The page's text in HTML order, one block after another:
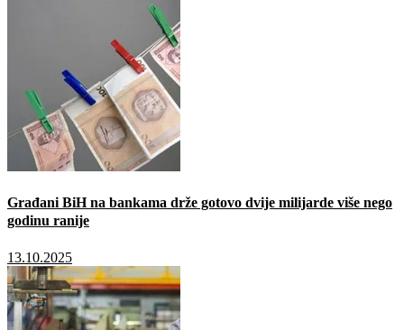
Građani BiH na bankama drže gotovo dvije milijarde više nego
godinu ranije
13.10.2025